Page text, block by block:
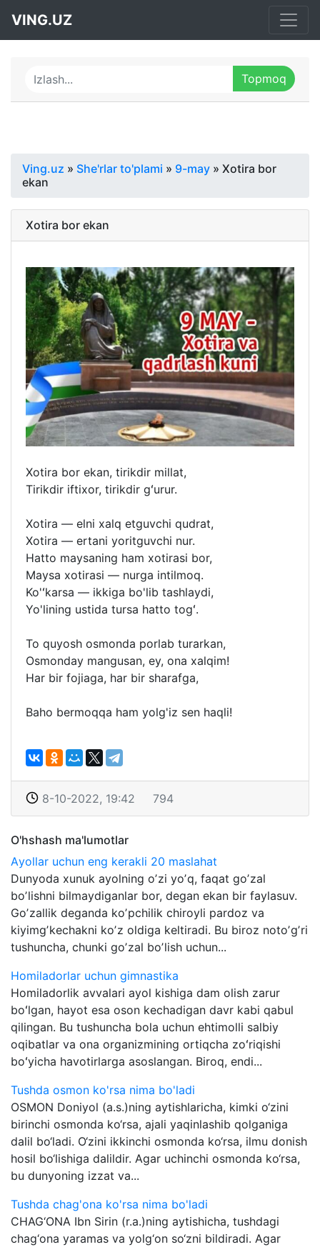
VING.UZ
Ving.uz » She'rlar to'plami » 9-may » Xotira bor
ekan
Xotira bor ekan
Xotira bor ekan, tirikdir millat,
Tirikdir iftixor, tirikdir gʻurur.
Xotira — elni xalq etguvchi qudrat,
Xotira — ertani yoritguvchi nur.
Hatto maysaning ham xotirasi bor,
Maysa xotirasi — nurga intilmoq.
Ko'ʻkarsa — ikkiga bo'lib tashlaydi,
Yo'lining ustida tursa hatto togʻ.
To quyosh osmonda porlab turarkan,
Osmonday mangusan, ey, ona xalqim!
Har bir fojiaga, har bir sharafga,
Baho bermoqqa ham yolg'iz sen haqli!
8-10-2022, 19:42 794
O'hshash ma'lumotlar
Аyollar uchun eng kerakli 20 maslahat
Dunyoda xunuk ayolning oʼzi yoʼq, faqat goʼzal
boʼlishni bilmaydiganlar bor, degan ekan bir faylasuv.
Goʼzallik deganda koʼpchilik chiroyli pardoz va
kiyimgʼkechakni koʼz oldiga keltiradi. Bu biroz notoʼgʼri
tushuncha, chunki goʼzal boʼlish uchun...
Homiladorlar uchun gimnastika
Homiladorlik avvalari ayol kishiga dam olish zarur
boʻlgan, hayot esa oson kechadigan davr kabi qabul
qilingan. Bu tushuncha bola uchun ehtimolli salbiy
oqibatlar va ona organizmining ortiqcha zoʻriqishi
boʻyicha havotirlarga asoslangan. Biroq, endi...
Tushda osmon ko'rsa nima bo'ladi
OSMON Doniyol (a.s.)ning aytishlaricha, kimki o‘zini
birinchi osmonda ko‘rsa, ajali yaqinlashib qolganiga
dalil bo‘ladi. O‘zini ikkinchi osmonda ko‘rsa, ilmu donish
hosil bo‘lishiga dalildir. Agar uchinchi osmonda ko‘rsa,
bu dunyoning izzat va...
Tushda chag'ona ko'rsa nima bo'ladi
CHAG‘ONA Ibn Sirin (r.a.)ning aytishicha, tushdagi
chag‘ona yaramas va yolg‘on so‘zni bildiradi. Agar